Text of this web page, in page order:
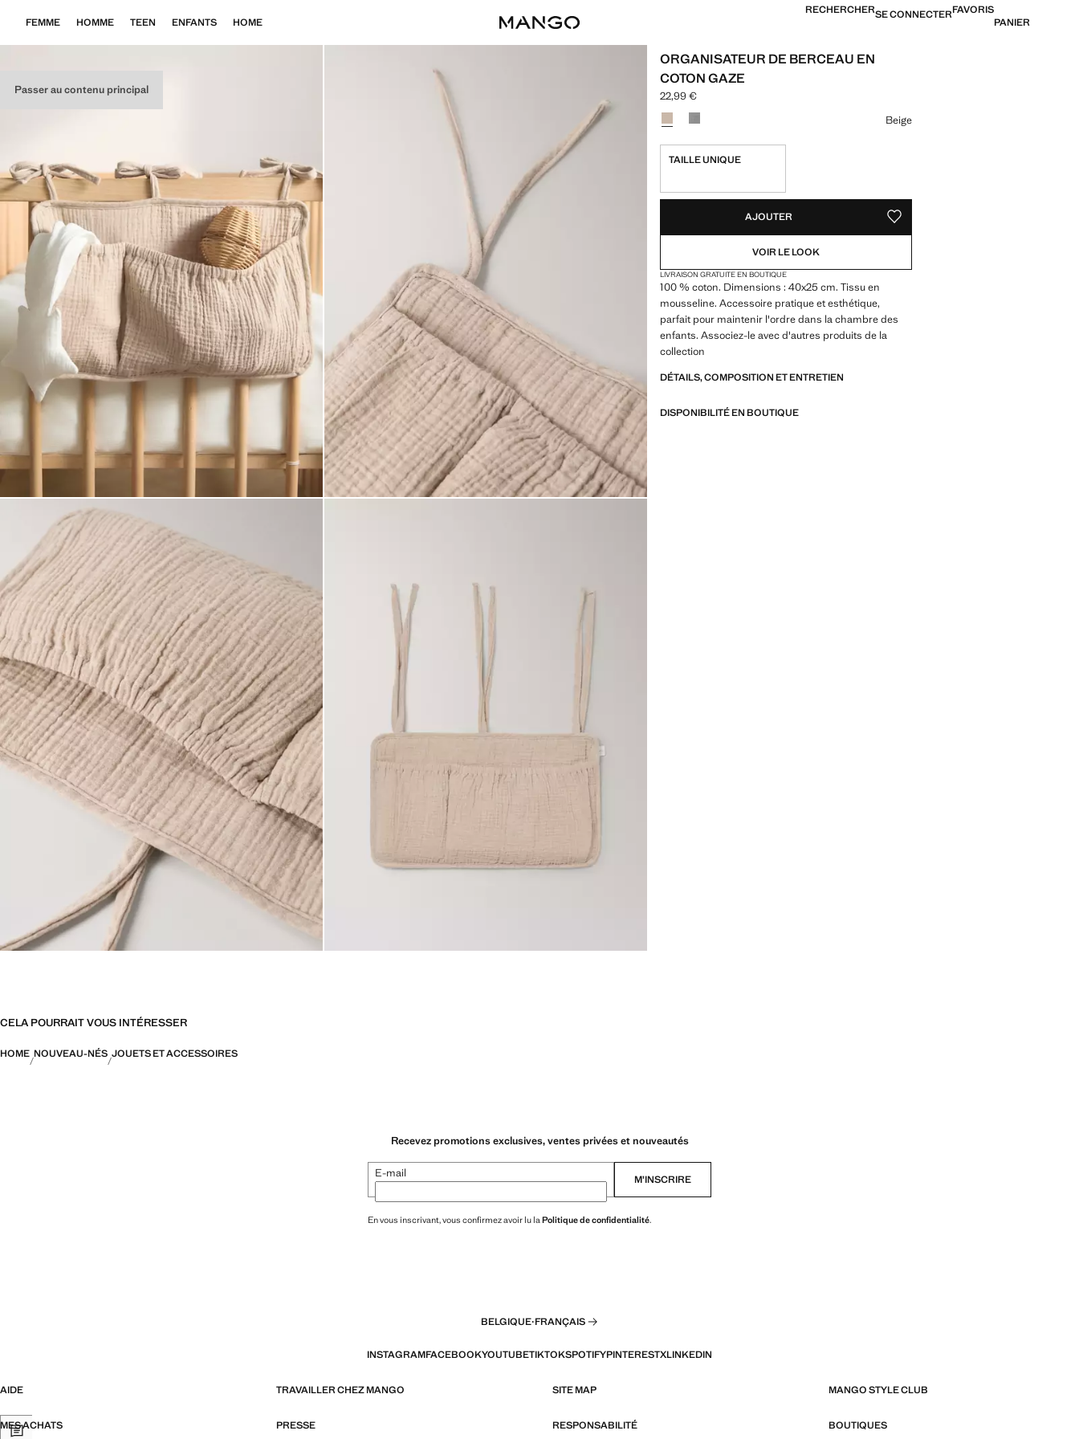
Passer au contenu principal
FEMME HOMME TEEN ENFANTS HOME
RECHERCHERSE CONNECTERFAVORIS
PANIER
ORGANISATEUR DE BERCEAU EN
COTON GAZE
Prix actuel [22,99 € ]
22,99 €
Choisissez une couleur
Beige
TAILLE UNIQUE
AJOUTER AJOUTER AUX FAVORIS
VOIR LE LOOK
LIVRAISON GRATUITE EN BOUTIQUE
100 % coton. Dimensions : 40x25 cm. Tissu en
mousseline. Accessoire pratique et esthétique,
parfait pour maintenir l'ordre dans la chambre des
enfants. Associez-le avec d'autres produits de la
collection
DÉTAILS, COMPOSITION ET ENTRETIEN
DISPONIBILITÉ EN BOUTIQUE
CELA POURRAIT VOUS INTÉRESSER
HOME NOUVEAU-NÉS JOUETS ET ACCESSOIRES
Recevez promotions exclusives, ventes privées et nouveautés
E-mail M’INSCRIRE
En vous inscrivant, vous confirmez avoir lu laPolitique de confidentialité.
BELGIQUE·FRANÇAIS
INSTAGRAMFACEBOOKYOUTUBETIKTOKSPOTIFYPINTERESTXLINKEDIN
AIDE TRAVAILLER CHEZ MANGO SITE MAP MANGO STYLE CLUB
MES ACHATS PRESSE RESPONSABILITÉ BOUTIQUES